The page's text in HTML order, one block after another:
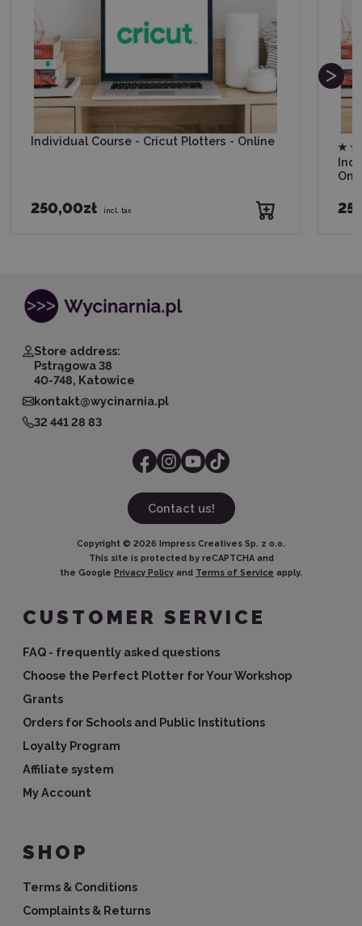
Individual Course - Cricut Plotters - Online
250,00zł incl. tax
Store address:
Pstrągowa 38
40-748, Katowice
kontakt@wycinarnia.pl
32 441 28 83
Contact us!
Copyright © 2026 Impress Creatives Sp. z o.o.
This site is protected by reCAPTCHA and
the Google Privacy Policy and Terms of Service apply.
CUSTOMER SERVICE
FAQ - frequently asked questions
Choose the Perfect Plotter for Your Workshop
Grants
Orders for Schools and Public Institutions
Loyalty Program
Affiliate system
My Account
SHOP
Terms & Conditions
Complaints & Returns